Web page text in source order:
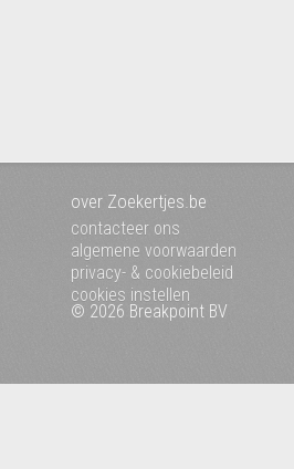
over Zoekertjes.be
contacteer ons
algemene voorwaarden
privacy- & cookiebeleid
cookies instellen
© 2026 Breakpoint BV